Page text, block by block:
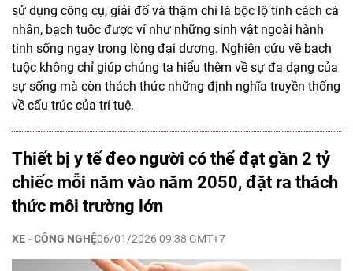
sử dụng công cụ, giải đố và thậm chí là bộc lộ tính cách cá
nhân, bạch tuộc được ví như những sinh vật ngoài hành
tinh sống ngay trong lòng đại dương. Nghiên cứu về bạch
tuộc không chỉ giúp chúng ta hiểu thêm về sự đa dạng của
sự sống mà còn thách thức những định nghĩa truyền thống
về cấu trúc của trí tuệ.
Thiết bị y tế đeo người có thể đạt gần 2 tỷ
chiếc mỗi năm vào năm 2050, đặt ra thách
thức môi trường lớn
XE - CÔNG NGHỆ06/01/2026 09:38 GMT+7